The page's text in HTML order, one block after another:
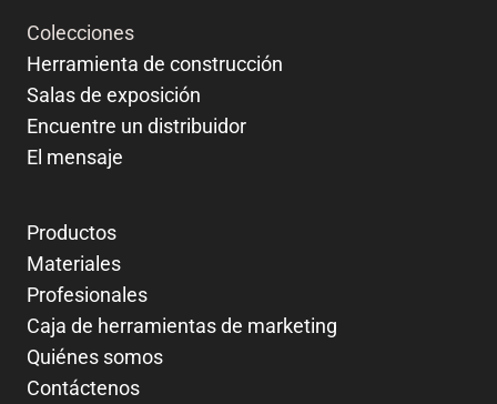
Colecciones
Herramienta de construcción
Salas de exposición
Encuentre un distribuidor
El mensaje
Productos
Materiales
Profesionales
Caja de herramientas de marketing
Quiénes somos
Contáctenos